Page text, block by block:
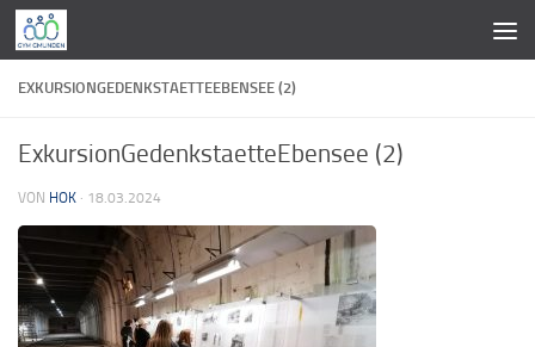
Zum Inhalt springen
EXKURSIONGEDENKSTAETTEEBENSEE (2)
ExkursionGedenkstaetteEbensee (2)
VON HOK · 18.03.2024